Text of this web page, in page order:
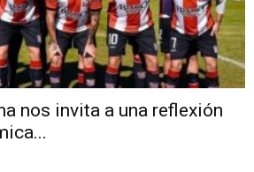
nos invita a una reflexión